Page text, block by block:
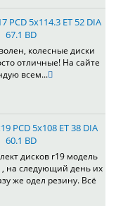
PCD 5x114.3 ET 52 DIA
67.1 BD
колесные диски
отличные! На сайте
всем...
PCD 5x108 ET 38 DIA
60.1 BD
дисков r19 модель
, на следующий день их
же одел резину. Всё